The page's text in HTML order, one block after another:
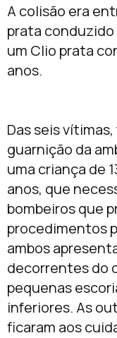
A colisão era
prata conduzido
um Clio prata
anos.
Das seis
guarnição da
uma criança de
anos, que
bombeiros que
procedimentos
ambos
decorrentes do
pequenas
inferiores. As
ficaram aos